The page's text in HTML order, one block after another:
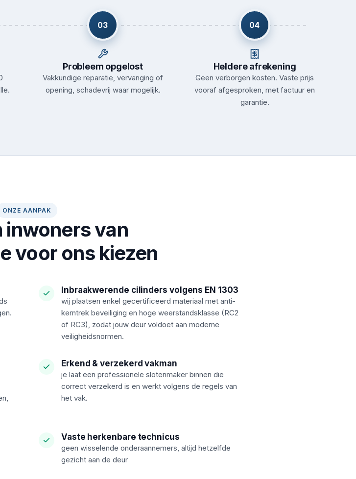
03
Probleem opgelost
Vakkundige reparatie, vervanging of
opening, schadevrij waar mogelijk.
04
Heldere afrekening
Geen verborgen kosten. Vaste prijs
vooraf afgesproken, met factuur en
garantie.
ONZE AANPAK
inwoners van
voor ons kiezen
Inbraakwerende cilinders volgens EN 1303
wij plaatsen enkel gecertificeerd materiaal met anti-
kerntrek beveiliging en hoge weerstandsklasse (RC2
of RC3), zodat jouw deur voldoet aan moderne
veiligheidsnormen.
Erkend & verzekerd vakman
je laat een professionele slotenmaker binnen die
correct verzekerd is en werkt volgens de regels van
het vak.
Vaste herkenbare technicus
geen wisselende onderaannemers, altijd hetzelfde
gezicht aan de deur